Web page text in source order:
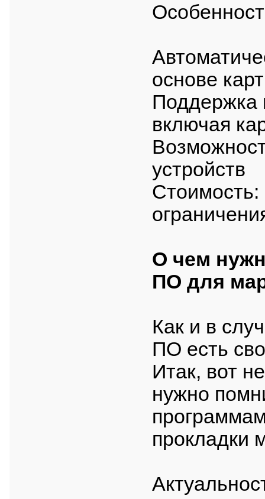
основе
Поддержка
включая
устройств
Стоимость:
О чем
ПО для
Как и в
ПО есть
Итак, вот
нужно
прокладки